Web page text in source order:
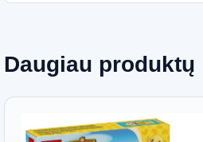
Daugiau produktų